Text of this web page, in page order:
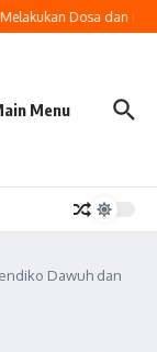
Dosa dan
Menu
Dawuh dan